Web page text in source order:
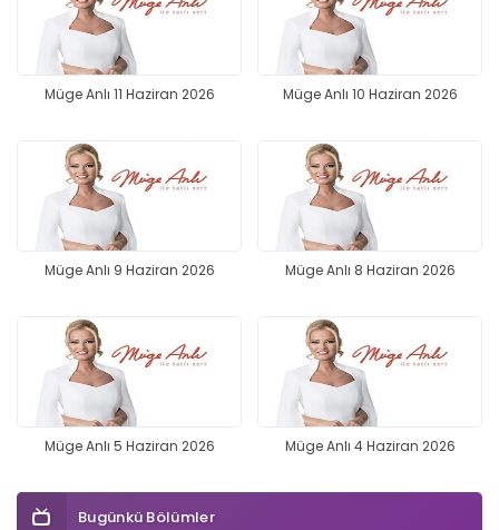
Müge Anlı 11 Haziran 2026 Müge Anlı 10 Haziran 2026
Müge Anlı 9 Haziran 2026 Müge Anlı 8 Haziran 2026
Müge Anlı 5 Haziran 2026 Müge Anlı 4 Haziran 2026
Bugünkü Bölümler